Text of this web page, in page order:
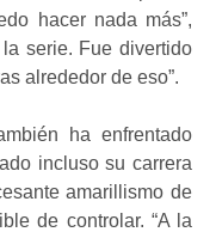
hacer nada más”,
serie. Fue divertido
alrededor de eso”.
ha enfrentado
incluso su carrera
amarillismo de
de controlar. “A la